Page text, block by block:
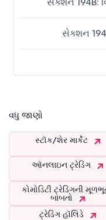
સેક્શન
વધુ જાણો
સ્ટૉક/શેર માર્કેટ
ઑનલાઇન ટ્રેડિંગ
કોમોડિટી ટ્રેડિંગની
બાબતો
ટ્રેડિંગ હૉલિડે